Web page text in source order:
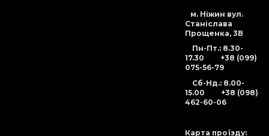
м. Ніжин вул.
Станіслава
Прощенка, 3В
Пн-Пт.: 8.30-
17.30 +38 (099)
075-56-79
Сб-Нд.: 8.00-
15.00 +38 (098)
462-60-06
Карта проїзду: